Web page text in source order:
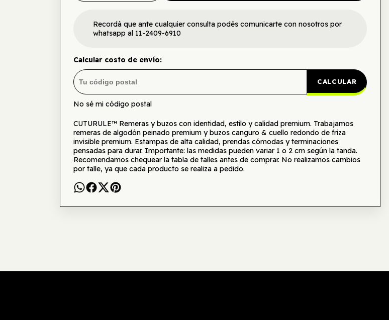
Recordá que ante cualquier consulta podés comunicarte con nosotros por
whatsapp al 11-2409-6910
Calcular costo de envío:
CALCULAR
No sé mi código postal
CUTURULE™ Remeras y buzos con identidad, estilo y calidad premium. Trabajamos
remeras de algodón peinado premium y buzos canguro & cuello redondo de friza
invisible premium. Estampas de alta calidad, prendas cómodas y terminaciones
pensadas para durar. Importante: las medidas pueden variar 1 o 2 cm según la tanda.
Recomendamos chequear la tabla de talles antes de comprar. No realizamos cambios
por talle, ya que cada producto se realiza a pedido.